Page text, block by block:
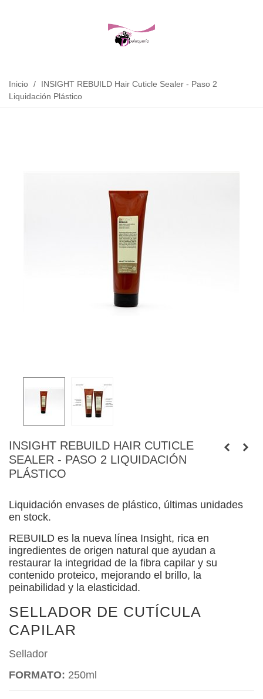
Inicio /
INSIGHT REBUILD Hair Cuticle Sealer - Paso 2
Liquidación Plástico
INSIGHT REBUILD HAIR CUTICLE
SEALER - PASO 2 LIQUIDACIÓN
PLÁSTICO
Liquidación envases de plástico, últimas unidades
en stock.
REBUILD es la nueva línea Insight, rica en
ingredientes de origen natural que ayudan a
restaurar la integridad de la fibra capilar y su
contenido proteico, mejorando el brillo, la
peinabilidad y la elasticidad.
SELLADOR DE CUTÍCULA
CAPILAR
Sellador
FORMATO: 250ml